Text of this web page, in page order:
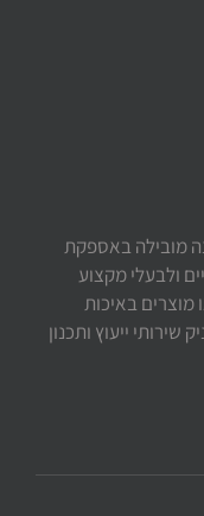
מובילה באספקת
ולבעלי מקצוע
באיכות
שירותי ייעוץ ותכנון